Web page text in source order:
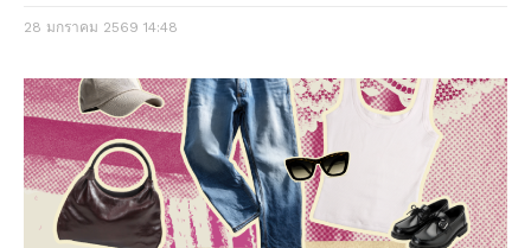
28 มกราคม 2569 14:48